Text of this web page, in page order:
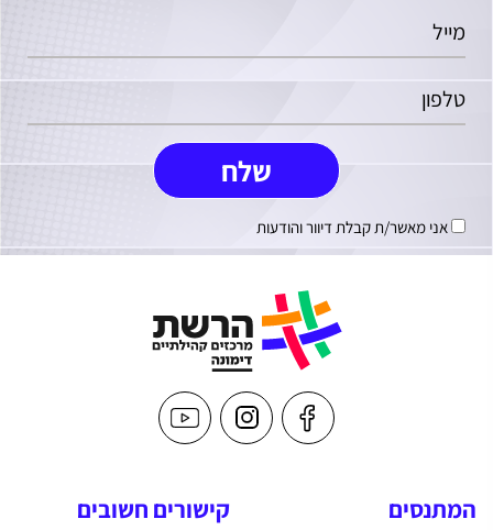
אני מאשר/ת קבלת דיוור והודעות
המתנסים קישורים חשובים